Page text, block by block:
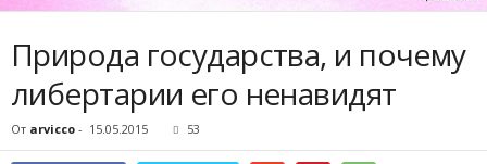
Природа государства, и почему
либертарии его ненавидят
От arvicco - 15.05.2015 53